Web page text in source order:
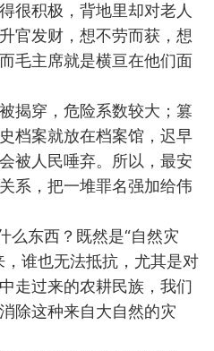
很积极，背地里却对老人
官发财，想不劳而获，想
毛主席就是横亘在他们面
揭穿，危险系数较大；篡
档案就放在档案馆，迟早
被人民唾弃。所以，最安
系，把一堆罪名强加给伟
么东西？既然是“自然灾
谁也无法抵抗，尤其是对
走过来的农耕民族，我们
除这种来自大自然的灾